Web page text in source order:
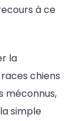
à ce
la
chiens
méconnus,
simple